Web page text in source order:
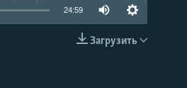
EMBED
24:59
Загрузить